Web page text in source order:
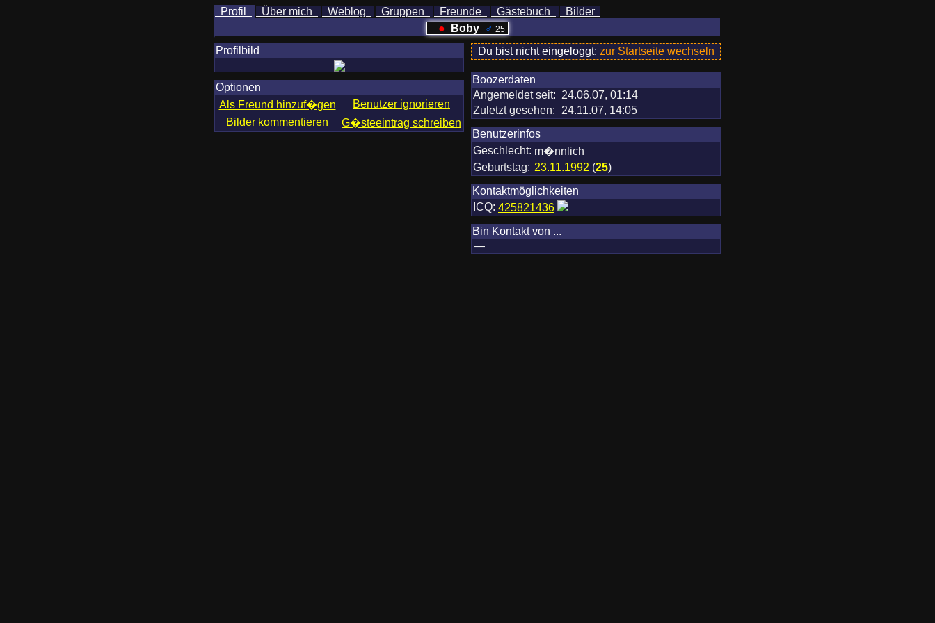
Profil Über mich Weblog Gruppen Freunde Gästebuch
Bilder
●
Boby ♂ 25
Profilbild
Optionen
Als Freund hinzuf�gen
Benutzer ignorieren
Bilder kommentieren
G�steeintrag schreiben
Du bist nicht eingeloggt: zur Startseite wechseln
Boozerdaten
Angemeldet seit: 24.06.07, 01:14
Zuletzt gesehen:
24.11.07, 14:05
Benutzerinfos
Geschlecht: m�nnlich
Geburtstag: 23.11.1992 (25)
Kontaktmöglichkeiten
ICQ: 425821436
Bin Kontakt von ...
—